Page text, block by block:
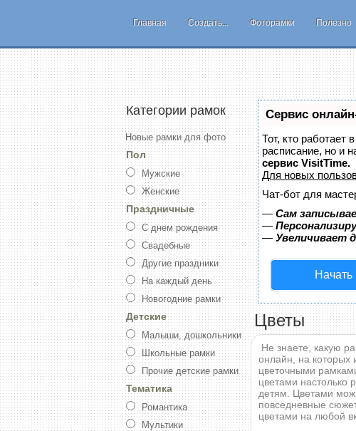
Главная Создать... Фоторамки Полезно
Категории рамок
Новые рамки для фото
Пол
Мужские
Женские
Праздничные
С днем рождения
Свадебные
Другие праздники
На каждый день
Новогодние рамки
Детские
Малыши, дошкольники
Школьные рамки
Прочие детские рамки
Тематика
Романтика
Мультики
Сервис
Тот, кто работает
расписание, но и
сервис VisitTime.
Для новых
Чат-бот для
— Сам
—
— Увеличивает
Начать
Цветы
Не знаете, какую
онлайн, на которых
цветочными
цветами настолько
детям. Цветами
повседневные
цветами на любой